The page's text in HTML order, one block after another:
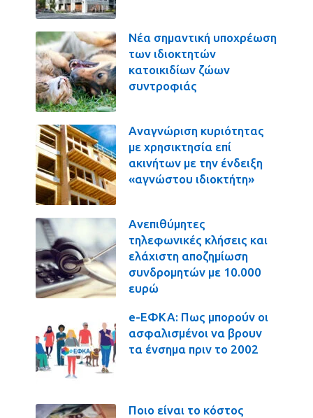
Νέα σημαντική υποχρέωση
των ιδιοκτητών
κατοικιδίων ζώων
συντροφιάς
Αναγνώριση κυριότητας
με χρησικτησία επί
ακινήτων με την ένδειξη
«αγνώστου ιδιοκτήτη»
Ανεπιθύμητες
τηλεφωνικές κλήσεις και
ελάχιστη αποζημίωση
συνδρομητών με 10.000
ευρώ
e-ΕΦΚΑ: Πως μπορούν οι
ασφαλισμένοι να βρουν
τα ένσημα πριν το 2002
Ποιο είναι το κόστος